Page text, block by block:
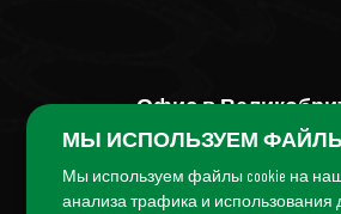
Офис в
+44 (7456) 04 38
МЫ ИСПОЛЬЗУЕМ ФАЙЛЫ
Мы используем файлы cookie на
анализа трафика и использования